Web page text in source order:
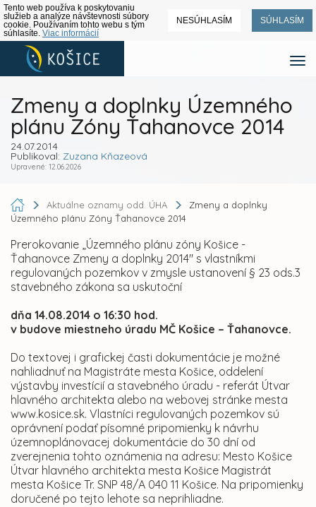
Tento web používa k poskytovaniu
služieb a analýze návštevnosti súbory
cookie. Používaním tohto webu s tým
súhlasíte. Viac informácií
NESÚHLASÍM SÚHLASÍM
Zmeny a doplnky Územného
plánu Zóny Ťahanovce 2014
24.07.2014
Publikoval: Zuzana Kňazeová
Upravené: 12.06.2026
Aktuálne oznamy odd. ÚHA
Zmeny a doplnky
Územného plánu Zóny Ťahanovce 2014
Prerokovanie „Územného plánu zóny Košice -
Ťahanovce Zmeny a doplnky 2014" s vlastníkmi
regulovaných pozemkov v zmysle ustanovení § 23 ods.3
stavebného zákona sa uskutoční
dňa 14.08.2014 o 16:30 hod.
v budove miestneho úradu MČ Košice – Ťahanovce.
Do textovej i grafickej časti dokumentácie je možné
nahliadnuť na Magistráte mesta Košice, oddelení
výstavby investícií a stavebného úradu - referát Útvar
hlavného architekta alebo na webovej stránke mesta
www.kosice.sk. Vlastníci regulovaných pozemkov sú
oprávnení podať písomné pripomienky k návrhu
územnoplánovacej dokumentácie do 30 dní od
zverejnenia tohto oznámenia na adresu: Mesto Košice
Útvar hlavného architekta mesta Košice Magistrát
mesta Košice Tr. SNP 48/A 040 11 Košice. Na pripomienky
doručené po tejto lehote sa neprihliadne.